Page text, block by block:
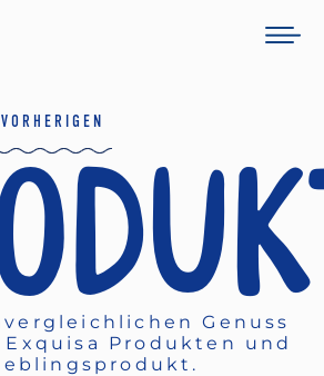
Genuss
Produkten und